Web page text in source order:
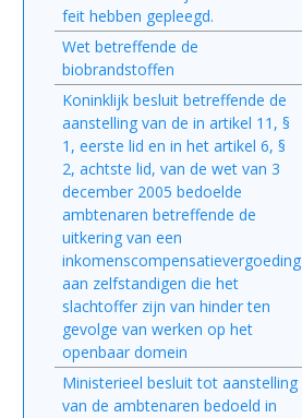
feit hebben gepleegd.
Wet betreffende de
biobrandstoffen
Koninklijk besluit betreffende de
aanstelling van de in artikel 11, §
1, eerste lid en in het artikel 6, §
2, achtste lid, van de wet van 3
december 2005 bedoelde
ambtenaren betreffende de
uitkering van een
inkomenscompensatievergoeding
aan zelfstandigen die het
slachtoffer zijn van hinder ten
gevolge van werken op het
openbaar domein
Ministerieel besluit tot aanstelling
van de ambtenaren bedoeld in